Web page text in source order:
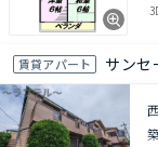
賃貸アパート サンセ